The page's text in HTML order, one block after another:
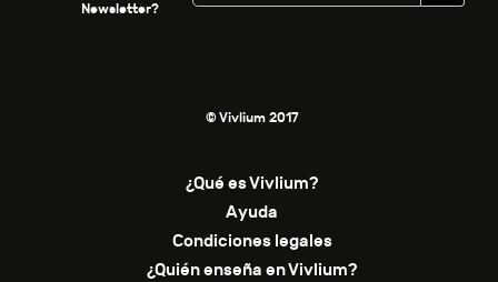
Newsletter?
© Vivlium 2017
¿Qué es Vivlium?
Ayuda
Condiciones legales
¿Quién enseña en Vivlium?